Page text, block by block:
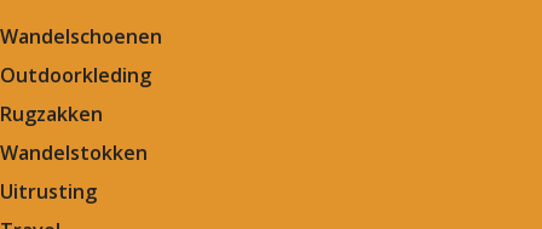
Wandelschoenen
Outdoorkleding
Rugzakken
Wandelstokken
Uitrusting